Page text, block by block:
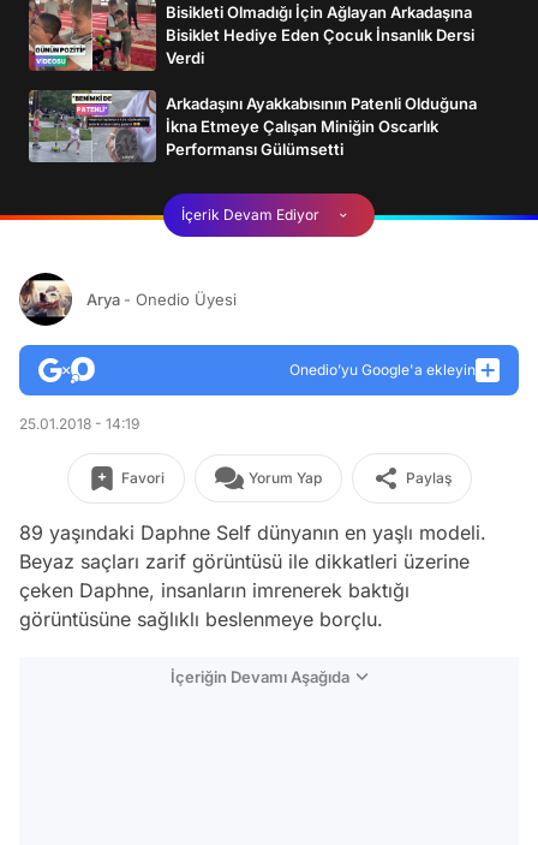
Bisikleti Olmadığı İçin Ağlayan Arkadaşına
Bisiklet Hediye Eden Çocuk İnsanlık Dersi
Verdi
Arkadaşını Ayakkabısının Patenli Olduğuna
İkna Etmeye Çalışan Miniğin Oscarlık
Performansı Gülümsetti
İçerik Devam Ediyor
Arya - Onedio Üyesi
Onedio’yu Google'a ekleyin
25.01.2018 - 14:19
Favori Yorum Yap Paylaş
89 yaşındaki Daphne Self dünyanın en yaşlı modeli.
Beyaz saçları zarif görüntüsü ile dikkatleri üzerine
çeken Daphne, insanların imrenerek baktığı
görüntüsüne sağlıklı beslenmeye borçlu.
İçeriğin Devamı Aşağıda